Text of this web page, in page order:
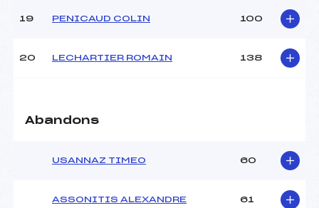
19 PENICAUD COLIN 100
20 LECHARTIER ROMAIN 138
Abandons
USANNAZ TIMEO 60
ASSONITIS ALEXANDRE 61